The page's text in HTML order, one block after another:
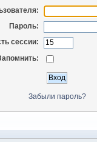
Пароль:
сессии:
Забыли пароль?